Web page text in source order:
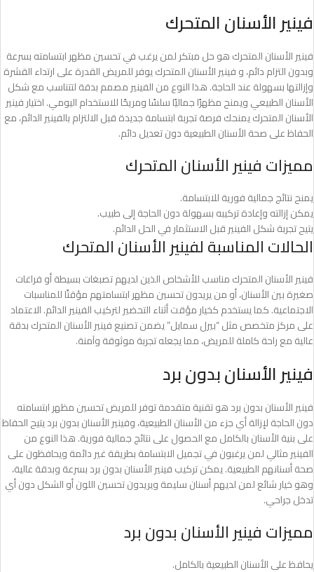
فينير الأسنان المتحرك
فينير الأسنان المتحرك هو حل مبتكر لمن يرغب في تحسين مظهر ابتسامته بسرعة
وبدون التزام دائم، و فينير الأسنان المتحرك يوفر للمريض القدرة على ارتداء القشرة
وإزالتها بسهولة عند الحاجة. هذا النوع من الفينير مصمم بدقة لتتناسب مع شكل
الأسنان الطبيعي ويمنح مظهرًا جماليًا سلسًا ومريحًا للاستخدام اليومي. اختيار فينير
الأسنان المتحرك يمنحك فرصة تجربة ابتسامة جديدة قبل الالتزام بالفينير الدائم، مع
الحفاظ على صحة الأسنان الطبيعية دون تعديل دائم.
مميزات فينير الأسنان المتحرك
يمنح نتائج جمالية فورية للابتسامة.
يمكن إزالته وإعادة تركيبه بسهولة دون الحاجة إلى طبيب.
يتيح تجربة شكل الفينير قبل الاستثمار في الحل الدائم.
الحالات المناسبة لفينير الأسنان المتحرك
فينير الأسنان المتحرك مناسب للأشخاص الذين لديهم تصبغات بسيطة أو فراغات
صغيرة بين الأسنان، أو من يريدون تحسين مظهر ابتسامتهم مؤقتًا للمناسبات
الاجتماعية. كما يستخدم كخيار مؤقت أثناء التحضير لتركيب الفينير الدائم. الاعتماد
على مركز متخصص مثل “بيرل سمايل” يضمن تصنيع فينير الأسنان المتحرك بدقة
عالية مع راحة كاملة للمريض، مما يجعله تجربة موثوقة وآمنة.
فينير الأسنان بدون برد
فينير الأسنان بدون برد هو تقنية متقدمة توفر للمريض تحسين مظهر ابتسامته
دون الحاجة لإزالة أي جزء من الأسنان الطبيعية، وفينير الأسنان بدون برد يتيح الحفاظ
على بنية الأسنان بالكامل مع الحصول على نتائج جمالية فورية. هذا النوع من
الفينير مثالي لمن يرغبون في تجميل الابتسامة بطريقة غير دائمة ويحافظون على
صحة أسنانهم الطبيعية. يمكن تركيب فينير الأسنان بدون برد بسرعة وبدقة عالية،
وهو خيار شائع لمن لديهم أسنان سليمة ويريدون تحسين اللون أو الشكل دون أي
تدخل جراحي.
مميزات فينير الأسنان بدون برد
يحافظ على الأسنان الطبيعية بالكامل.